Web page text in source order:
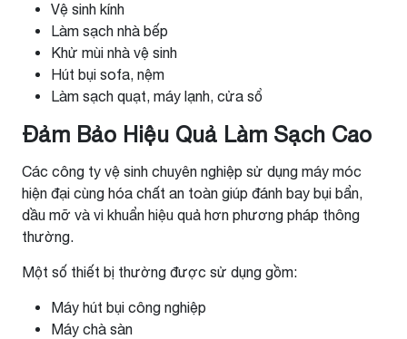
Vệ sinh kính
Làm sạch nhà bếp
Khử mùi nhà vệ sinh
Hút bụi sofa, nệm
Làm sạch quạt, máy lạnh, cửa sổ
Đảm Bảo Hiệu Quả Làm Sạch Cao
Các công ty vệ sinh chuyên nghiệp sử dụng máy móc
hiện đại cùng hóa chất an toàn giúp đánh bay bụi bẩn,
dầu mỡ và vi khuẩn hiệu quả hơn phương pháp thông
thường.
Một số thiết bị thường được sử dụng gồm:
Máy hút bụi công nghiệp
Máy chà sàn